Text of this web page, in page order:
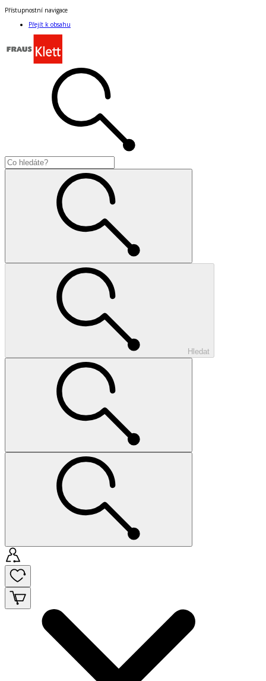
Přístupnostní navigace
Přejít k obsahu
Hledat